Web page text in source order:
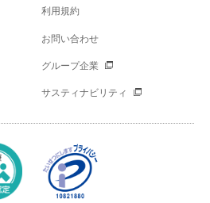
利用規約
お問い合わせ
グループ企業
サスティナビリティ